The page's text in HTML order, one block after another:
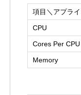
項目＼アプラ
CPU
Cores Per CPU
Memory